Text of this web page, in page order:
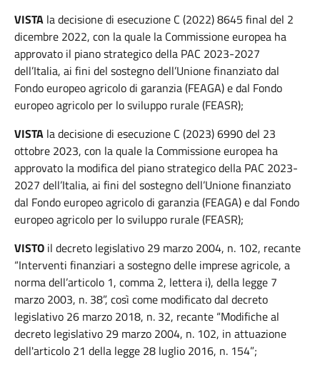
VISTA la decisione di esecuzione C (2022) 8645 final del 2
dicembre 2022, con la quale la Commissione europea ha
approvato il piano strategico della PAC 2023-2027
dell’Italia, ai fini del sostegno dell’Unione finanziato dal
Fondo europeo agricolo di garanzia (FEAGA) e dal Fondo
europeo agricolo per lo sviluppo rurale (FEASR);
VISTA la decisione di esecuzione C (2023) 6990 del 23
ottobre 2023, con la quale la Commissione europea ha
approvato la modifica del piano strategico della PAC 2023-
2027 dell’Italia, ai fini del sostegno dell’Unione finanziato
dal Fondo europeo agricolo di garanzia (FEAGA) e dal Fondo
europeo agricolo per lo sviluppo rurale (FEASR);
VISTO il decreto legislativo 29 marzo 2004, n. 102, recante
“Interventi finanziari a sostegno delle imprese agricole, a
norma dell’articolo 1, comma 2, lettera i), della legge 7
marzo 2003, n. 38”, così come modificato dal decreto
legislativo 26 marzo 2018, n. 32, recante “Modifiche al
decreto legislativo 29 marzo 2004, n. 102, in attuazione
dell'articolo 21 della legge 28 luglio 2016, n. 154”;